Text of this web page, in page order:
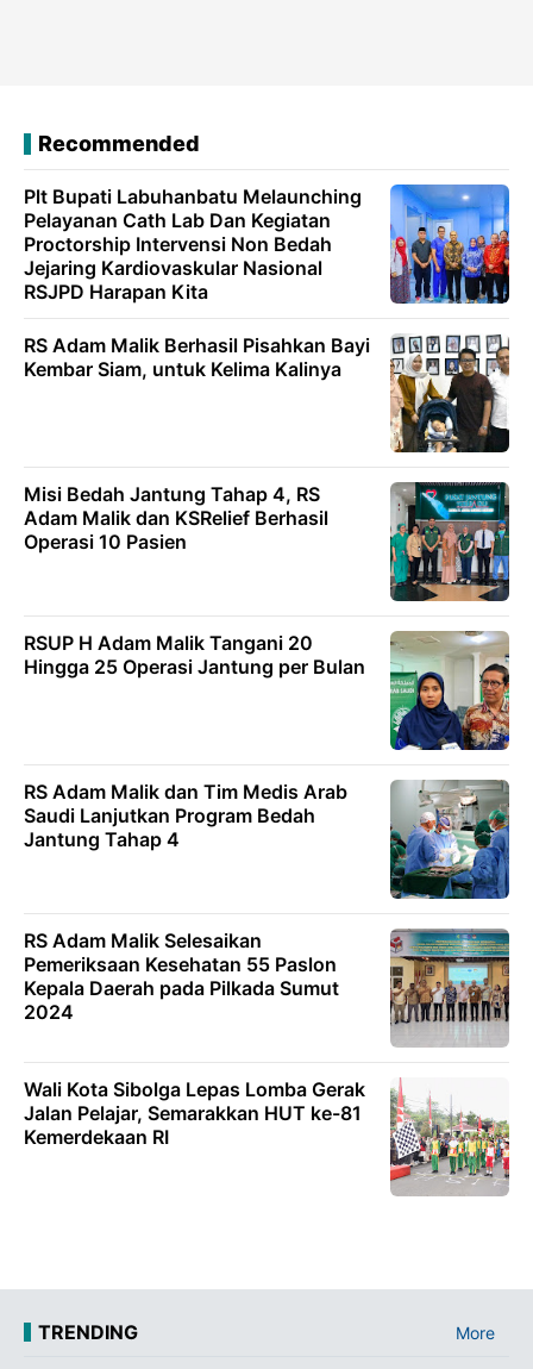
Recommended
Plt Bupati Labuhanbatu Melaunching
Pelayanan Cath Lab Dan Kegiatan
Proctorship Intervensi Non Bedah
Jejaring Kardiovaskular Nasional
RSJPD Harapan Kita
RS Adam Malik Berhasil Pisahkan Bayi
Kembar Siam, untuk Kelima Kalinya
Misi Bedah Jantung Tahap 4, RS
Adam Malik dan KSRelief Berhasil
Operasi 10 Pasien
RSUP H Adam Malik Tangani 20
Hingga 25 Operasi Jantung per Bulan
RS Adam Malik dan Tim Medis Arab
Saudi Lanjutkan Program Bedah
Jantung Tahap 4
RS Adam Malik Selesaikan
Pemeriksaan Kesehatan 55 Paslon
Kepala Daerah pada Pilkada Sumut
2024
Wali Kota Sibolga Lepas Lomba Gerak
Jalan Pelajar, Semarakkan HUT ke-81
Kemerdekaan RI
TRENDING More